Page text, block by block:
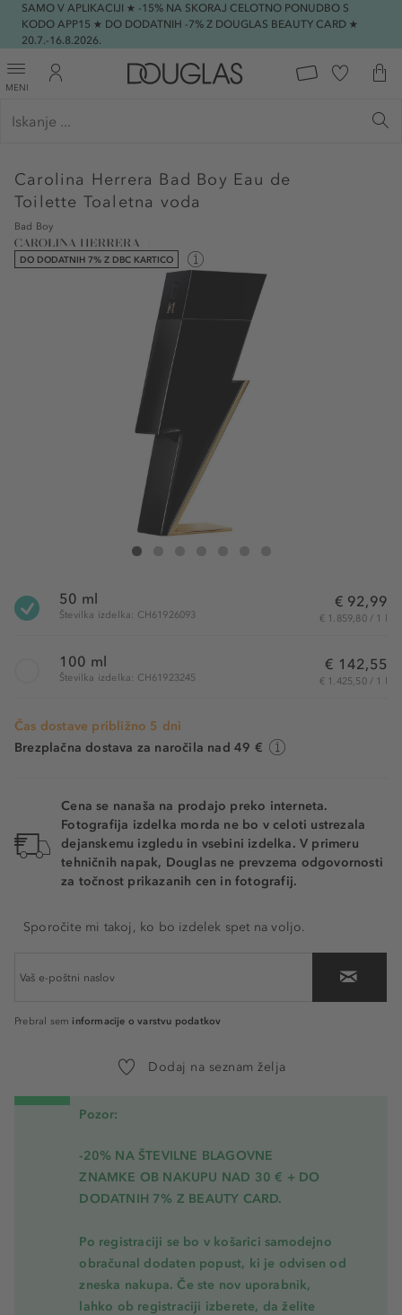
SAMO V APLIKACIJI ★ -15% NA SKORAJ CELOTNO PONUDBO S
KODO APP15 ★ DO DODATNIH -7% Z DOUGLAS BEAUTY CARD ★
20.7.-16.8.2026.
MENI
Carolina Herrera Bad Boy Eau de
Toilette Toaletna voda
Bad Boy
DO DODATNIH 7% Z DBC KARTICO
Carolina Herrera Bad Boy Eau de Toilette
50 ml
Številka izdelka: CH61926093
€ 92,99
€ 1.859,80 / 1 l
100 ml
Številka izdelka: CH61923245
€ 142,55
€ 1.425,50 / 1 l
Čas dostave približno 5 dni
Brezplačna dostava za naročila nad 49 €
Cena se nanaša na prodajo preko interneta.
Fotografija izdelka morda ne bo v celoti ustrezala
dejanskemu izgledu in vsebini izdelka. V primeru
tehničnih napak, Douglas ne prevzema odgovornosti
za točnost prikazanih cen in fotografij.
Sporočite mi takoj, ko bo izdelek spet na voljo.
Prebral sem informacije o varstvu podatkov
Dodaj na seznam želja
Pozor:
-20% NA ŠTEVILNE BLAGOVNE
ZNAMKE OB NAKUPU NAD 30 € + DO
DODATNIH 7% Z BEAUTY CARD.
Po registraciji se bo v košarici samodejno
obračunal dodaten popust, ki je odvisen od
zneska nakupa. Če ste nov uporabnik,
lahko ob registraciji izberete, da želite